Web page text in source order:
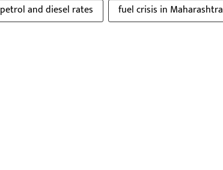
petrol and diesel rates fuel crisis in Maharashtra